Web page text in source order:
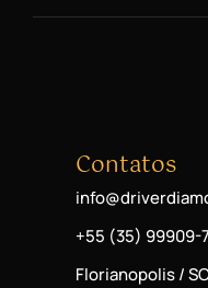
Contatos
+55 (35) 99909-
Florianopolis /